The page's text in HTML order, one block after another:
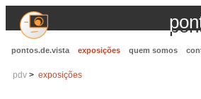
pontos.de.vista exposições quem somos
pdv exposições